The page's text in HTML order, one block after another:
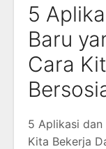
5
Baru
Cara
5 Aplikasi dan
Kita Bekerja